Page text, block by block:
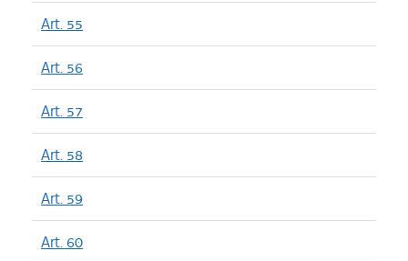
Art. 55
Art. 56
Art. 57
Art. 58
Art. 59
Art. 60